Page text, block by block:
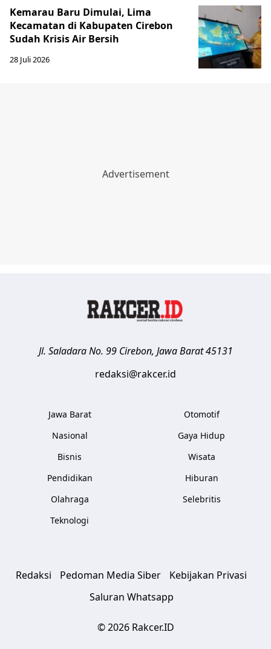
Kemarau Baru Dimulai, Lima
Kecamatan di Kabupaten Cirebon
Sudah Krisis Air Bersih
28 Juli 2026
Jl. Saladara No. 99 Cirebon, Jawa Barat 45131
redaksi@rakcer.id
Jawa Barat
Nasional
Bisnis
Pendidikan
Olahraga
Teknologi
Otomotif
Gaya Hidup
Wisata
Hiburan
Selebritis
Redaksi Pedoman Media Siber
Kebijakan Privasi
Saluran Whatsapp
© 2026 Rakcer.ID